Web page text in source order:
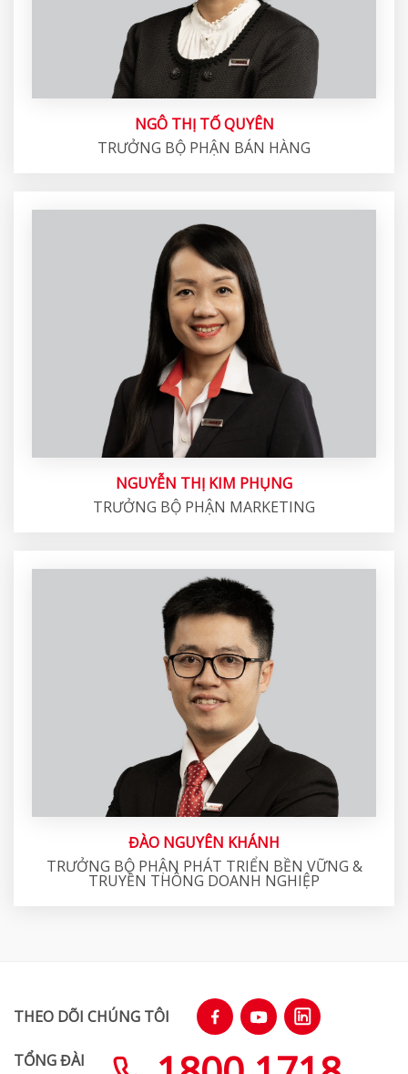
NGÔ THỊ TỐ QUYÊN
TRƯỞNG BỘ PHẬN BÁN HÀNG
NGUYỄN THỊ KIM PHỤNG
TRƯỞNG BỘ PHẬN MARKETING
ĐÀO NGUYÊN KHÁNH
TRƯỞNG BỘ PHẬN PHÁT TRIỂN BỀN VỮNG &
TRUYỀN THÔNG DOANH NGHIỆP
THEO DÕI CHÚNG TÔI
TỔNG ĐÀI